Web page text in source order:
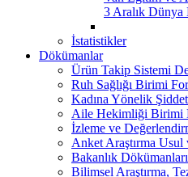
3 Aralık Dünya
İstatistikler
Dökümanlar
Ürün Takip Sistemi
Ruh Sağlığı Birimi
Kadına Yönelik
Aile Hekimliği Birimi
İzleme ve
Anket Araştırma Usul
Bakanlık Dökümanları
Bilimsel Araştırma,